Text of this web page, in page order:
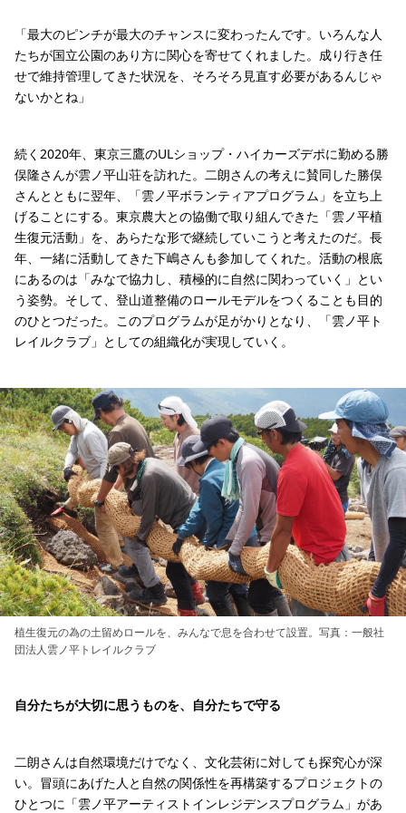
「最大のピンチが最大のチャンスに変わったんです。いろんな人
たちが国立公園のあり方に関心を寄せてくれました。成り行き任
せで維持管理してきた状況を、そろそろ見直す必要があるんじゃ
ないかとね」
続く2020年、東京三鷹のULショップ・ハイカーズデポに勤める勝
俣隆さんが雲ノ平山荘を訪れた。二朗さんの考えに賛同した勝俣
さんとともに翌年、「雲ノ平ボランティアプログラム」を立ち上
げることにする。東京農大との協働で取り組んできた「雲ノ平植
生復元活動」を、あらたな形で継続していこうと考えたのだ。長
年、一緒に活動してきた下嶋さんも参加してくれた。活動の根底
にあるのは「みなで協力し、積極的に自然に関わっていく」とい
う姿勢。そして、登山道整備のロールモデルをつくることも目的
のひとつだった。このプログラムが足がかりとなり、「雲ノ平ト
レイルクラブ」としての組織化が実現していく。
植生復元の為の土留めロールを、みんなで息を合わせて設置。写真：一般社
団法人雲ノ平トレイルクラブ
自分たちが大切に思うものを、自分たちで守る
二朗さんは自然環境だけでなく、文化芸術に対しても探究心が深
い。冒頭にあげた人と自然の関係性を再構築するプロジェクトの
ひとつに「雲ノ平アーティストインレジデンスプログラム」があ